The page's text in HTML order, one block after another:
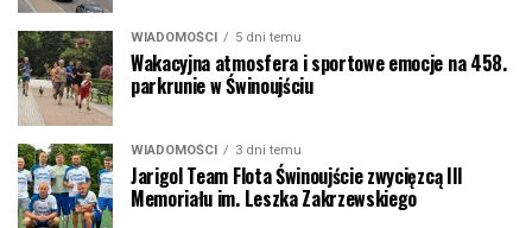
WIADOMOŚCI 5 dni temu
Wakacyjna atmosfera i sportowe emocje na 458.
parkrunie w Świnoujściu
WIADOMOŚCI 3 dni temu
Jarigol Team Flota Świnoujście zwycięzcą III
Memoriału im. Leszka Zakrzewskiego